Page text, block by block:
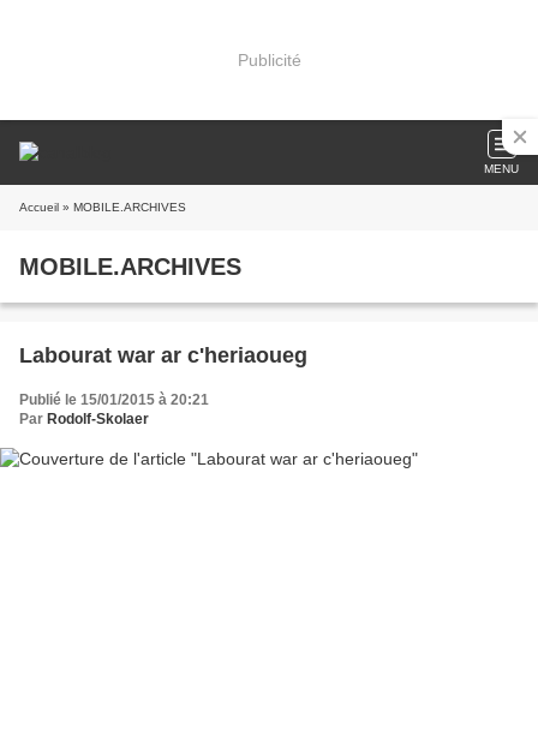
Publicité
MENU
Accueil » MOBILE.ARCHIVES
MOBILE.ARCHIVES
Labourat war ar c'heriaoueg
Publié le 15/01/2015 à 20:21
Par Rodolf-Skolaer